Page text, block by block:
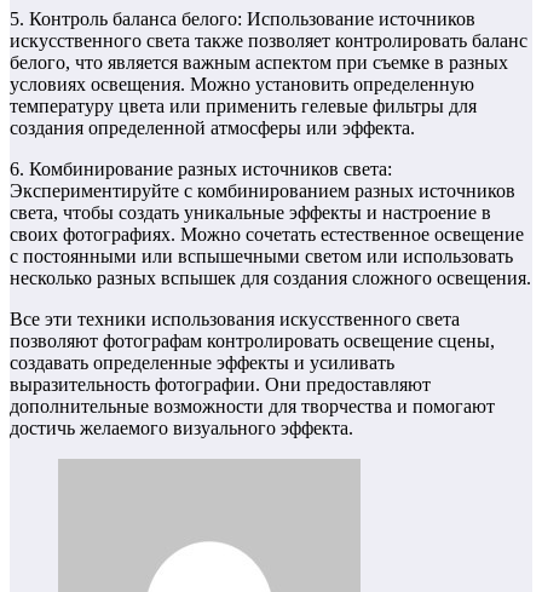
5. Контроль баланса белого: Использование источников
искусственного света также позволяет контролировать баланс
белого, что является важным аспектом при съемке в разных
условиях освещения. Можно установить определенную
температуру цвета или применить гелевые фильтры для
создания определенной атмосферы или эффекта.
6. Комбинирование разных источников света:
Экспериментируйте с комбинированием разных источников
света, чтобы создать уникальные эффекты и настроение в
своих фотографиях. Можно сочетать естественное освещение
с постоянными или вспышечными светом или использовать
несколько разных вспышек для создания сложного освещения.
Все эти техники использования искусственного света
позволяют фотографам контролировать освещение сцены,
создавать определенные эффекты и усиливать
выразительность фотографии. Они предоставляют
дополнительные возможности для творчества и помогают
достичь желаемого визуального эффекта.